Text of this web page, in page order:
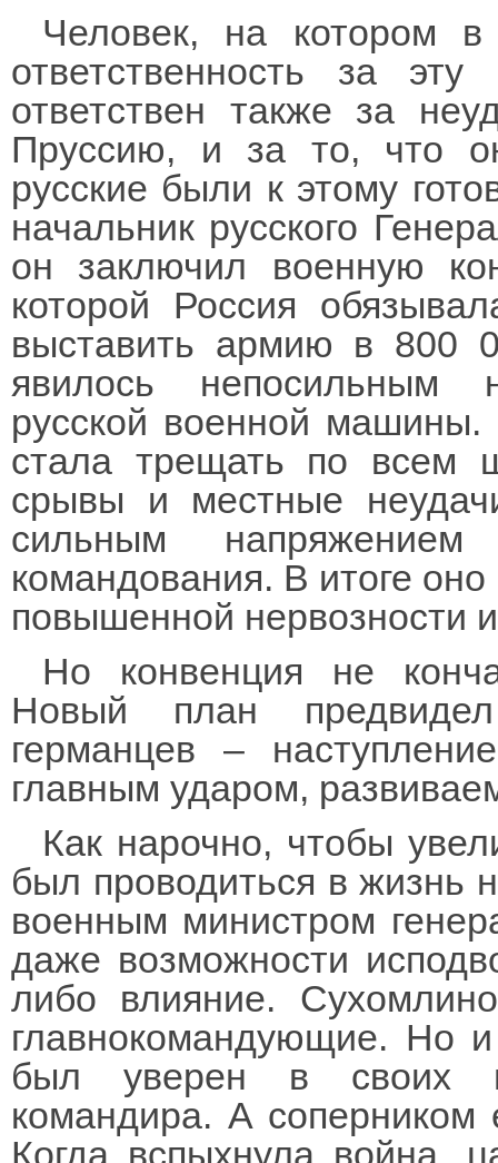
Человек, на котором в
ответственность за
ответствен также за
Пруссию, и за то, что
русские были к этому
начальник русского
он заключил военную
которой Россия
выставить армию в 800
явилось непосильным
русской военной машины.
стала трещать по всем
срывы и местные
сильным
командования. В итоге
повышенной нервозности
Но конвенция не
Новый план
германцев –
главным ударом,
Как нарочно, чтобы
был проводиться в жизнь
военным министром
даже возможности
либо влияние.
главнокомандующие. Но
был уверен в своих
командира. А соперником
Когда вспыхнула война,